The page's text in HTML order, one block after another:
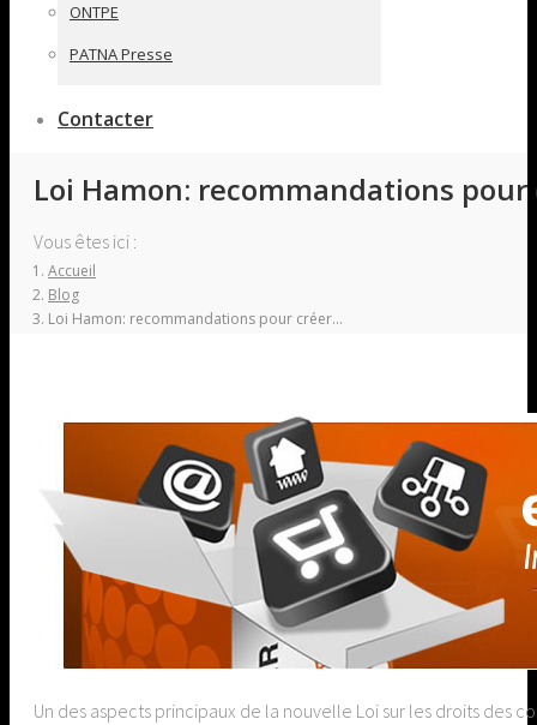
ONTPE
PATNA Presse
Contacter
Loi Hamon: recommandations
Vous êtes ici :
Accueil
Blog
Loi Hamon: recommandations pour créer…
Un des aspects principaux de la nouvelle Loi sur les droits des